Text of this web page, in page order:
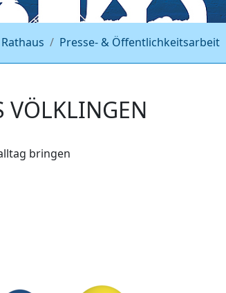
Rathaus Presse- & Öffentlichkeitsarbeit
VÖLKLINGEN
bringen